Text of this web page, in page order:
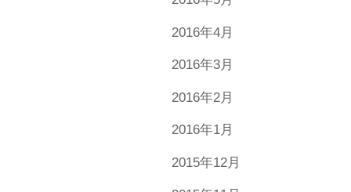
2016年4月
2016年3月
2016年2月
2016年1月
2015年12月